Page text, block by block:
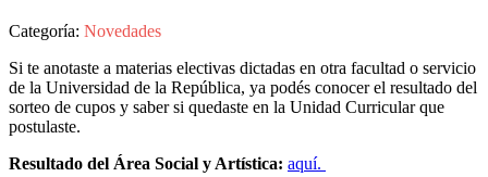
Categoría: Novedades
Si te anotaste a materias electivas dictadas en otra facultad o servicio
de la Universidad de la República, ya podés conocer el resultado del
sorteo de cupos y saber si quedaste en la Unidad Curricular que
postulaste.
Resultado del Área Social y Artística: aquí.